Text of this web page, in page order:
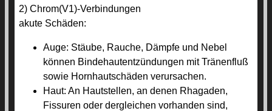
2) Chrom(V1)-Verbindungen
akute Schäden:
Auge: Stäube, Rauche, Dämpfe und Nebel
können Bindehautentzündungen mit Tränenfluß
sowie Hornhautschäden verursachen.
Haut: An Hautstellen, an denen Rhagaden,
Fissuren oder dergleichen vorhanden sind,